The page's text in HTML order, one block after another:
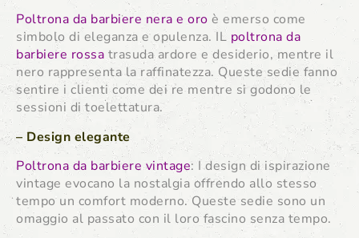
Poltrona da barbiere nera e oro è emerso come
simbolo di eleganza e opulenza. IL poltrona da
barbiere rossa trasuda ardore e desiderio, mentre il
nero rappresenta la raffinatezza. Queste sedie fanno
sentire i clienti come dei re mentre si godono le
sessioni di toelettatura.
– Design elegante
Poltrona da barbiere vintage: I design di ispirazione
vintage evocano la nostalgia offrendo allo stesso
tempo un comfort moderno. Queste sedie sono un
omaggio al passato con il loro fascino senza tempo.